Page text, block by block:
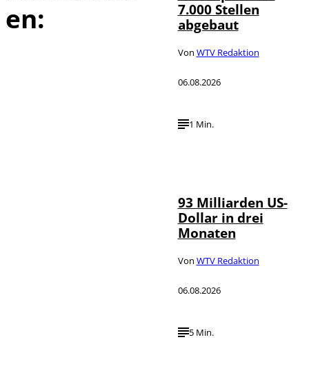
en:
7.000 Stellen
abgebaut
Von WTV Redaktion
06.08.2026
1 Min.
93 Milliarden US-
Dollar in drei
Monaten
Von WTV Redaktion
06.08.2026
5 Min.